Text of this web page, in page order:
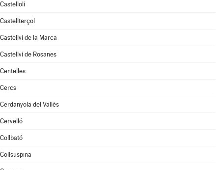
Castellolí
Castellterçol
Castellví de la Marca
Castellví de Rosanes
Centelles
Cercs
Cerdanyola del Vallès
Cervelló
Collbató
Collsuspina